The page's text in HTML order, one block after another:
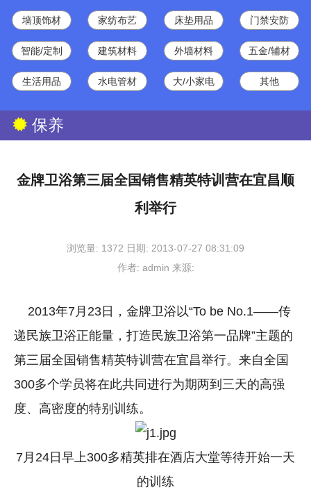
墙顶饰材 家纺布艺 床垫用品 门禁安防
智能/定制 建筑材料 外墙材料 五金/辅材
生活用品 水电管材 大/小家电 其他
保养
金牌卫浴第三届全国销售精英特训营在宜昌顺
利举行
浏览量: 1372 日期: 2013-07-27 08:31:09
作者: admin 来源:
2013年7月23日，金牌卫浴以“To be No.1——传
递民族卫浴正能量，打造民族卫浴第一品牌”主题的
第三届全国销售精英特训营在宜昌举行。来自全国
300多个学员将在此共同进行为期两到三天的高强
度、高密度的特别训练。
7月24日早上300多精英排在酒店大堂等待开始一天
的训练